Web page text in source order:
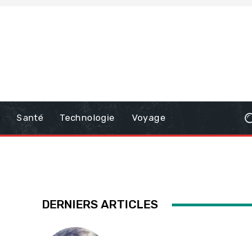
Santé Technologie Voyage
DERNIERS ARTICLES